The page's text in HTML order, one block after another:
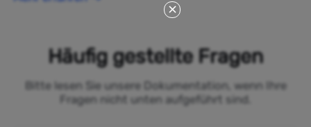
Häufig gestellte Fragen
Bitte lesen Sie unsere Dokumentation, wenn Ihre
Fragen nicht unten aufgeführt sind.